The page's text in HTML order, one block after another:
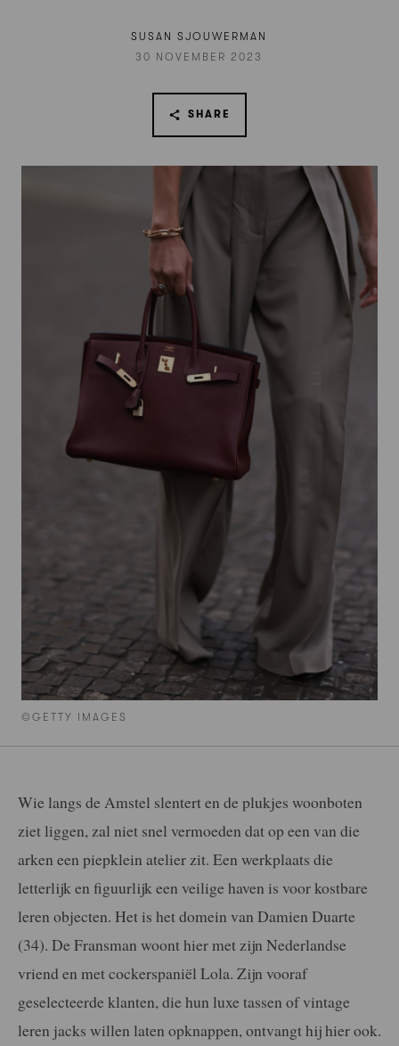
©GETTY IMAGES
SUSAN SJOUWERMAN
30 NOVEMBER 2023
SHARE
Wie langs de Amstel slentert en de plukjes woonboten
ziet liggen, zal niet snel vermoeden dat op een van die
arken een piepklein atelier zit. Een werkplaats die
letterlijk en figuurlijk een veilige haven is voor kostbare
leren objecten. Het is het domein van Damien Duarte
(34). De Fransman woont hier met zijn Nederlandse
vriend en met cockerspaniël Lola. Zijn vooraf
geselecteerde klanten, die hun luxe tassen of vintage
leren jacks willen laten opknappen, ontvangt hij hier ook.